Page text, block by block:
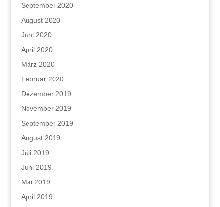
September 2020
August 2020
Juni 2020
April 2020
März 2020
Februar 2020
Dezember 2019
November 2019
September 2019
August 2019
Juli 2019
Juni 2019
Mai 2019
April 2019